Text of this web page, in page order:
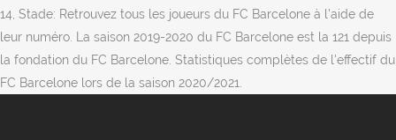
14, Stade: Retrouvez tous les joueurs du FC Barcelone à l'aide de
leur numéro. La saison 2019-2020 du FC Barcelone est la 121 depuis
la fondation du FC Barcelone. Statistiques complètes de l'effectif du
FC Barcelone lors de la saison 2020/2021.